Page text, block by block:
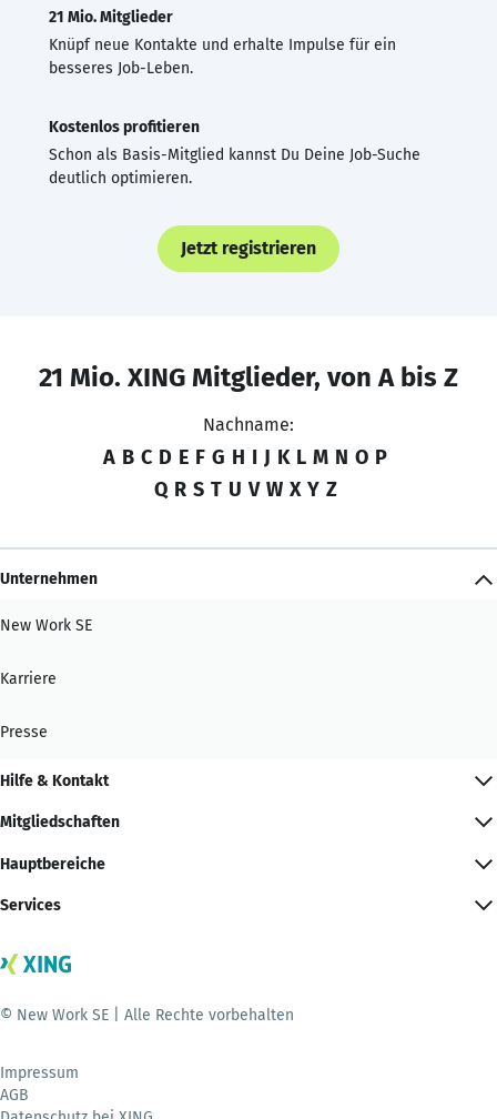
21 Mio. Mitglieder
Knüpf neue Kontakte und erhalte Impulse für ein
besseres Job-Leben.
Kostenlos profitieren
Schon als Basis-Mitglied kannst Du Deine Job-Suche
deutlich optimieren.
Jetzt registrieren
21 Mio. XING Mitglieder, von A bis Z
Nachname:
A B C D E F G H I J K L M N O P
Q R S T U V W X Y Z
Unternehmen
New Work SE
Karriere
Presse
Hilfe & Kontakt
Mitgliedschaften
Hauptbereiche
Services
© New Work SE | Alle Rechte vorbehalten
Impressum
AGB